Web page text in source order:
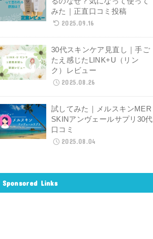
みた｜正直口コミ投稿
2025.09.16
30代スキンケア見直し｜手ご
たえ感じたLINK+U（リン
ク）レビュー
2025.08.26
試してみた｜メルスキンMER
SKINアンヴェールサプリ30代
口コミ
2025.08.04
Sponsored Links